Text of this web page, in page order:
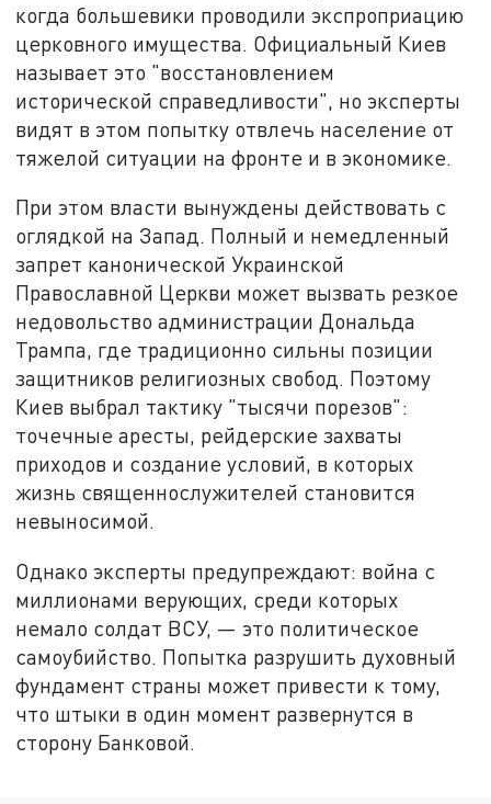
когда большевики проводили экспроприацию
церковного имущества. Официальный Киев
называет это "восстановлением
исторической справедливости", но эксперты
видят в этом попытку отвлечь население от
тяжелой ситуации на фронте и в экономике.
При этом власти вынуждены действовать с
оглядкой на Запад. Полный и немедленный
запрет канонической Украинской
Православной Церкви может вызвать резкое
недовольство администрации Дональда
Трампа, где традиционно сильны позиции
защитников религиозных свобод. Поэтому
Киев выбрал тактику "тысячи порезов":
точечные аресты, рейдерские захваты
приходов и создание условий, в которых
жизнь священнослужителей становится
невыносимой.
Однако эксперты предупреждают: война с
миллионами верующих, среди которых
немало солдат ВСУ, — это политическое
самоубийство. Попытка разрушить духовный
фундамент страны может привести к тому,
что штыки в один момент развернутся в
сторону Банковой.